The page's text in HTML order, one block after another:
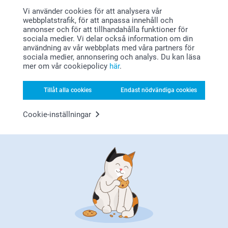
Vi använder cookies för att analysera vår
webbplatstrafik, för att anpassa innehåll och
annonser och för att tillhandahålla funktioner för
sociala medier. Vi delar också information om din
användning av vår webbplats med våra partners för
sociala medier, annonsering och analys. Du kan läsa
mer om vår cookiepolicy här.
Tillåt alla cookies Endast nödvändiga cookies
Cookie-inställningar
Susan,
2026-08-04
Bra kvalitet och bilderna blir riktigt fina.
2026-07-21
Tack så mycket för de ⭐️⭐️⭐️⭐️ och ditt omdöme av
våra mobilskal! Så kul att du valde att göra din mobil
mer personlig på ett roligt sätt.
Tack för att du beställde från oss!
Så besviken fodralet höll i en vecka